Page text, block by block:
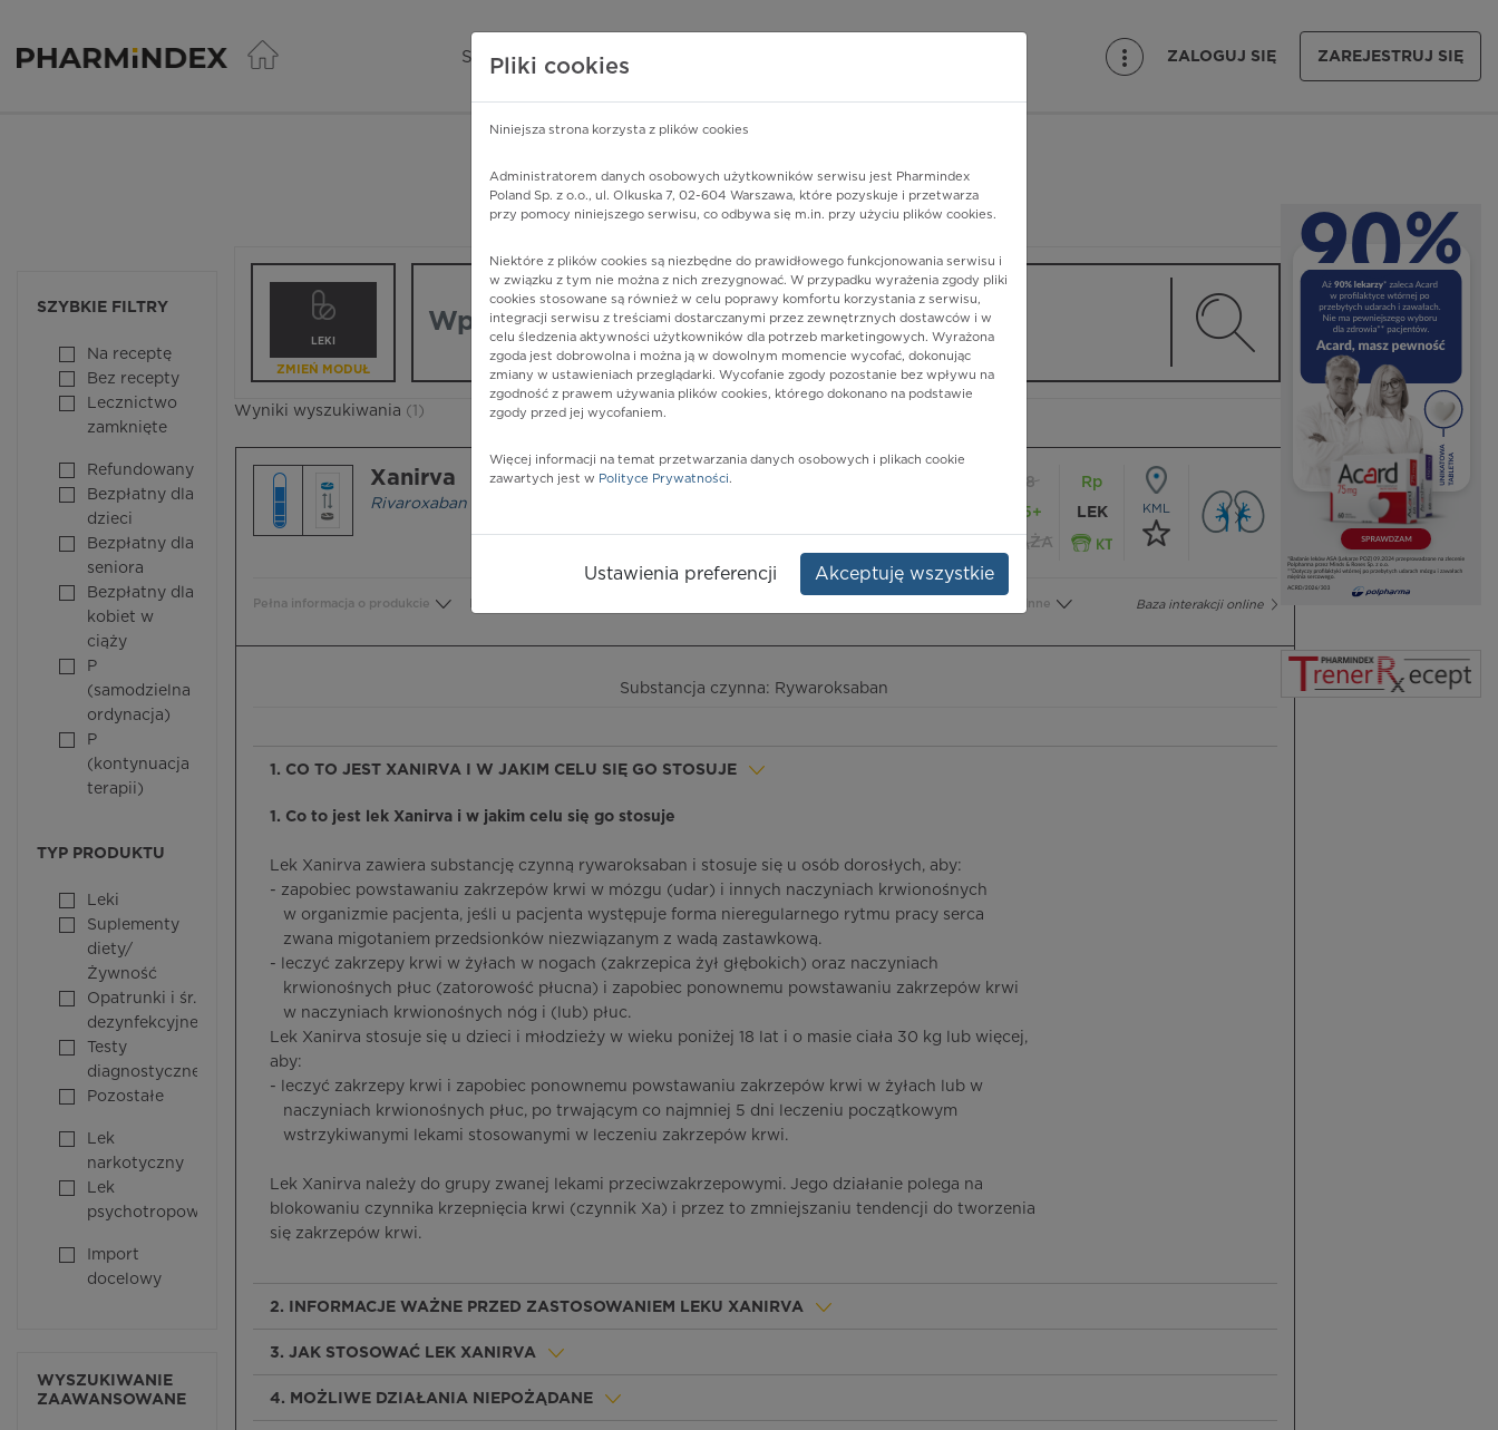
Pharmindex - lider wiedzy o lekach
SERWISY PHARMINDEX ZALOGUJ SIĘ ZAREJESTRUJ SIĘ
SZYBKIE FILTRY
Na receptę
Bez recepty
Lecznictwo
zamknięte
Refundowany
Bezpłatny dla
dzieci
Bezpłatny dla
seniora
Bezpłatny dla
kobiet w
ciąży
P
(samodzielna
ordynacja)
P
(kontynuacja
terapii)
TYP PRODUKTU
Leki
Suplementy
diety/
Żywność
Opatrunki i śr.
dezynfekcyjne
Testy
diagnostyczne
Pozostałe
Lek
narkotyczny
Lek
psychotropowy
Import
docelowy
WYSZUKIWANIE
ZAAWANSOWANE
Pharmindex
lider wiedzy o lekach
LEKI
ZMIEŃ MODUŁ
Wpisz nazwę lub substancję czynną
Wyniki wyszukiwania (1)
Xanirva
Rivaroxaban
Postać:tabl. powl.
18
65+
CIĄŻA
Rp
LEK
KML
Baza interakcji online
Pełna informacja o produkcie Inne
Substancja czynna: Rywaroksaban
1. CO TO JEST XANIRVA I W JAKIM CELU SIĘ GO STOSUJE
1. Co to jest lek Xanirva i w jakim celu się go stosuje
Lek Xanirva zawiera substancję czynną rywaroksaban i stosuje się u osób dorosłych, aby:
- zapobiec powstawaniu zakrzepów krwi w mózgu (udar) i innych naczyniach krwionośnych
w organizmie pacjenta, jeśli u pacjenta występuje forma nieregularnego rytmu pracy serca
zwana migotaniem przedsionków niezwiązanym z wadą zastawkową.
- leczyć zakrzepy krwi w żyłach w nogach (zakrzepica żył głębokich) oraz naczyniach
krwionośnych płuc (zatorowość płucna) i zapobiec ponownemu powstawaniu zakrzepów krwi
w naczyniach krwionośnych nóg i (lub) płuc.
Lek Xanirva stosuje się u dzieci i młodzieży w wieku poniżej 18 lat i o masie ciała 30 kg lub więcej,
aby:
- leczyć zakrzepy krwi i zapobiec ponownemu powstawaniu zakrzepów krwi w żyłach lub w
naczyniach krwionośnych płuc, po trwającym co najmniej 5 dni leczeniu początkowym
wstrzykiwanymi lekami stosowanymi w leczeniu zakrzepów krwi.
Lek Xanirva należy do grupy zwanej lekami przeciwzakrzepowymi. Jego działanie polega na
blokowaniu czynnika krzepnięcia krwi (czynnik Xa) i przez to zmniejszaniu tendencji do tworzenia
się zakrzepów krwi.
2. INFORMACJE WAŻNE PRZED ZASTOSOWANIEM LEKU XANIRVA
3. JAK STOSOWAĆ LEK XANIRVA
4. MOŻLIWE DZIAŁANIA NIEPOŻĄDANE
Pliki cookies
Niniejsza strona korzysta z plików cookies
Administratorem danych osobowych użytkowników serwisu jest Pharmindex
Poland Sp. z o.o., ul. Olkuska 7, 02-604 Warszawa, które pozyskuje i przetwarza
przy pomocy niniejszego serwisu, co odbywa się m.in. przy użyciu plików cookies.
Niektóre z plików cookies są niezbędne do prawidłowego funkcjonowania serwisu i
w związku z tym nie można z nich zrezygnować. W przypadku wyrażenia zgody pliki
cookies stosowane są również w celu poprawy komfortu korzystania z serwisu,
integracji serwisu z treściami dostarczanymi przez zewnętrznych dostawców i w
celu śledzenia aktywności użytkowników dla potrzeb marketingowych. Wyrażona
zgoda jest dobrowolna i można ją w dowolnym momencie wycofać, dokonując
zmiany w ustawieniach przeglądarki. Wycofanie zgody pozostanie bez wpływu na
zgodność z prawem używania plików cookies, którego dokonano na podstawie
zgody przed jej wycofaniem.
Więcej informacji na temat przetwarzania danych osobowych i plikach cookie
zawartych jest w Polityce Prywatności.
Ustawienia preferencji Akceptuję wszystkie